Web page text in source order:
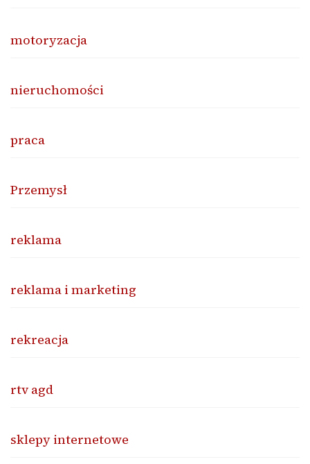
motoryzacja
nieruchomości
praca
Przemysł
reklama
reklama i marketing
rekreacja
rtv agd
sklepy internetowe